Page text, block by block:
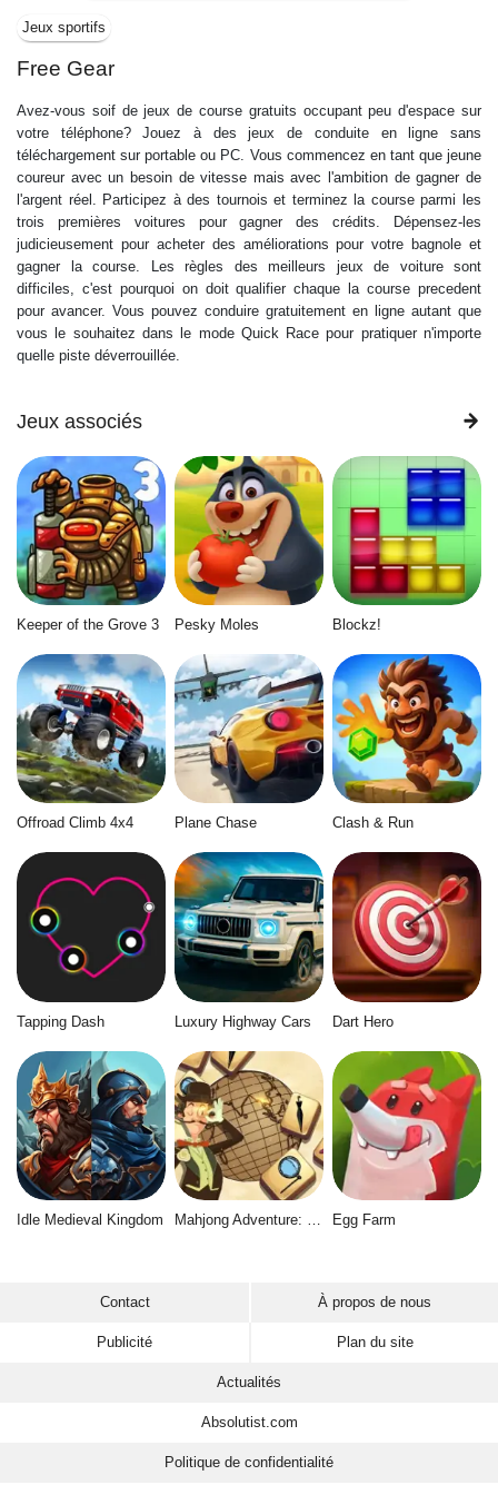
Jeux sportifs
Free Gear
Avez-vous soif de jeux de course gratuits occupant peu d'espace sur
votre téléphone? Jouez à des jeux de conduite en ligne sans
téléchargement sur portable ou PC. Vous commencez en tant que jeune
coureur avec un besoin de vitesse mais avec l'ambition de gagner de
l'argent réel. Participez à des tournois et terminez la course parmi les
trois premières voitures pour gagner des crédits. Dépensez-les
judicieusement pour acheter des améliorations pour votre bagnole et
gagner la course. Les règles des meilleurs jeux de voiture sont
difficiles, c'est pourquoi on doit qualifier chaque la course precedent
pour avancer. Vous pouvez conduire gratuitement en ligne autant que
vous le souhaitez dans le mode Quick Race pour pratiquer n'importe
quelle piste déverrouillée.
Jeux associés
Keeper of the Grove 3 Pesky Moles Blockz!
Offroad Climb 4x4 Plane Chase Clash & Run
Tapping Dash Luxury Highway Cars Dart Hero
Idle Medieval Kingdom Egg Farm
Contact À propos de nous
Publicité Plan du site
Actualités
Absolutist.com
Politique de confidentialité